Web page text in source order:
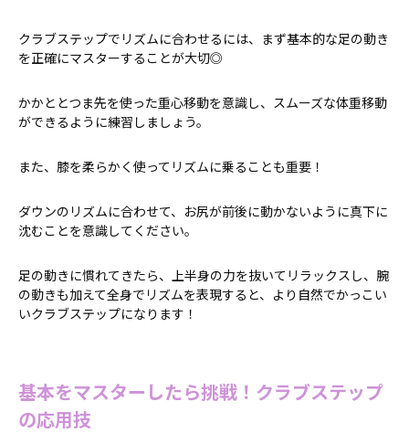
クラブステップでリズムに合わせるには、まず基本的な足の動き
を正確にマスターすることが大切◎
かかととつま先を使った重心移動を意識し、スムーズな体重移動
ができるように練習しましょう。
また、膝を柔らかく使ってリズムに乗ることも重要！
ダウンのリズムに合わせて、お尻が前後に動かないように真下に
沈むことを意識してください。
足の動きに慣れてきたら、上半身の力を抜いてリラックスし、腕
の動きも加えて全身でリズムを表現すると、より自然でかっこい
いクラブステップになります！
基本をマスターしたら挑戦！クラブステップ
の応用技